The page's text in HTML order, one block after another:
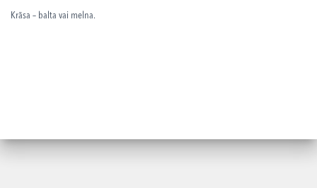
Krāsa – balta vai melna.